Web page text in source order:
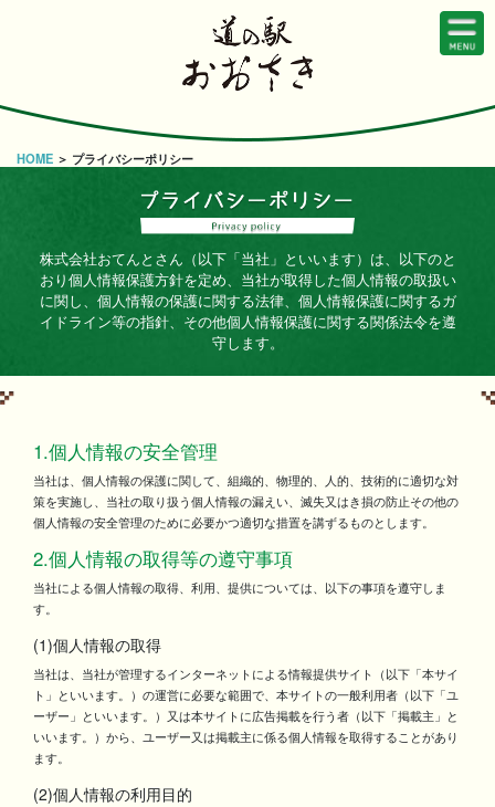
HOME ＞ プライバシーポリシー
株式会社おてんとさん（以下「当社」といいます）は、以下のと
おり個人情報保護方針を定め、当社が取得した個人情報の取扱い
に関し、個人情報の保護に関する法律、個人情報保護に関するガ
イドライン等の指針、その他個人情報保護に関する関係法令を遵
守します。
1.個人情報の安全管理
当社は、個人情報の保護に関して、組織的、物理的、人的、技術的に適切な対
策を実施し、当社の取り扱う個人情報の漏えい、滅失又はき損の防止その他の
個人情報の安全管理のために必要かつ適切な措置を講ずるものとします。
2.個人情報の取得等の遵守事項
当社による個人情報の取得、利用、提供については、以下の事項を遵守しま
す。
(1)個人情報の取得
当社は、当社が管理するインターネットによる情報提供サイト（以下「本サイ
ト」といいます。）の運営に必要な範囲で、本サイトの一般利用者（以下「ユ
ーザー」といいます。）又は本サイトに広告掲載を行う者（以下「掲載主」と
いいます。）から、ユーザー又は掲載主に係る個人情報を取得することがあり
ます。
(2)個人情報の利用目的